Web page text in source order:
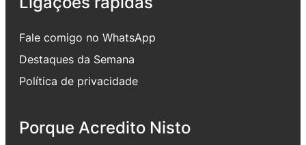
Fale comigo no WhatsApp
Destaques da Semana
Política de privacidade
Porque Acredito Nisto